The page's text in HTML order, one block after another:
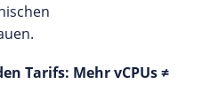
Tarifs: Mehr vCPUs ≠